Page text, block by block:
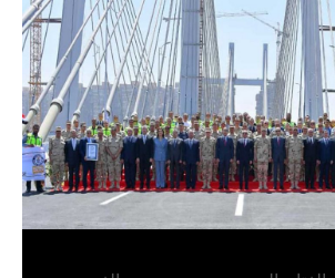
السيسي يفتتح محور روض الفرج
وكوبري تحيا مصر